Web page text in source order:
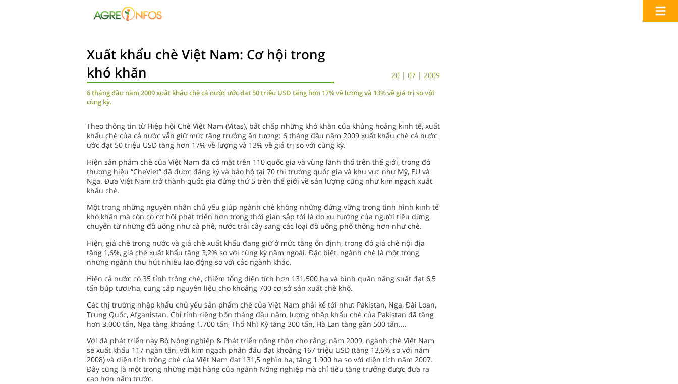
Xuất khẩu chè Việt Nam: Cơ hội trong
khó khăn
20 | 07 | 2009
6 tháng đầu năm 2009 xuất khẩu chè cả nước ước đạt 50 triệu USD tăng hơn 17% về lượng và 13% về giá trị so với
cùng kỳ.
Theo thông tin từ Hiệp hội Chè Việt Nam (Vitas), bất chấp những khó khăn của khủng hoảng kinh tế, xuất
khẩu chè của cả nước vẫn giữ mức tăng trưởng ấn tượng: 6 tháng đầu năm 2009 xuất khẩu chè cả nước
ước đạt 50 triệu USD tăng hơn 17% về lượng và 13% về giá trị so với cùng kỳ.
Hiện sản phẩm chè của Việt Nam đã có mặt trên 110 quốc gia và vùng lãnh thổ trên thế giới, trong đó
thương hiệu “CheViet” đã được đăng ký và bảo hộ tại 70 thị trường quốc gia và khu vực như Mỹ, EU và
Nga. Đưa Việt Nam trở thành quốc gia đứng thứ 5 trên thế giới về sản lượng cũng như kim ngạch xuất
khẩu chè.
Một trong những nguyên nhân chủ yếu giúp ngành chè không những đứng vững trong tình hình kinh tế
khó khăn mà còn có cơ hội phát triển hơn trong thời gian sắp tới là do xu hướng của người tiêu dừng
chuyển từ những đồ uống như cà phê, nước trái cây sang các loại đồ uống phổ thông hơn như chè.
Hiện, giá chè trong nước và giá chè xuất khẩu đang giữ ở mức tăng ổn định, trong đó giá chè nội địa
tăng 1,6%, giá chè xuất khẩu tăng 3,2% so với cùng kỳ năm ngoái. Đặc biệt, ngành chè là một trong
những ngành thu hút nhiều lao động so với các ngành khác.
Hiện cả nước có 35 tỉnh trồng chè, chiếm tổng diện tích hơn 131.500 ha và bình quân năng suất đạt 6,5
tấn búp tươi/ha, cung cấp nguyên liệu cho khoảng 700 cơ sở sản xuất chè khô.
Các thị trường nhập khẩu chủ yếu sản phẩm chè của Việt Nam phải kể tới như: Pakistan, Nga, Đài Loan,
Trung Quốc, Afganistan. Chỉ tính riêng bốn tháng đầu năm, lượng nhập khẩu chè của Pakistan đã tăng
hơn 3.000 tấn, Nga tăng khoảng 1.700 tấn, Thổ Nhĩ Kỳ tăng 300 tấn, Hà Lan tăng gần 500 tấn....
Với đà phát triển này Bộ Nông nghiệp & Phát triển nông thôn cho rằng, năm 2009, ngành chè Việt Nam
sẽ xuất khẩu 117 ngàn tấn, với kim ngạch phấn đấu đạt khoảng 167 triệu USD (tăng 13,6% so với năm
2008) và diện tích trồng chè của Việt Nam đạt 131,5 nghìn ha, tăng 1.900 ha so với diện tích năm 2007.
Đây cũng là một trong những mặt hàng của ngành Nông nghiệp mà chỉ tiêu tăng trưởng được đưa ra
cao hơn năm trước.